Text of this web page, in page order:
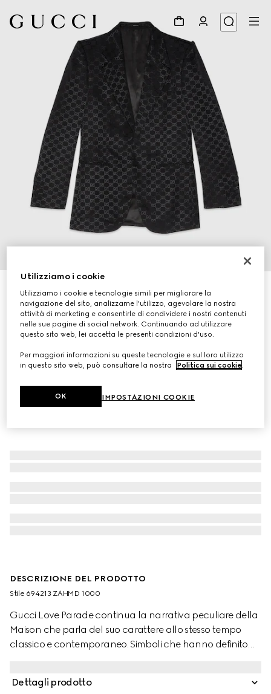
Giacca elegante in cotone e viscosa con motivo GG
CHF 3,200
DESCRIZIONE DEL PRODOTTO
Stile ‎694213 ZAHMD 1000
Gucci Love Parade continua la narrativa peculiare della
Maison che parla del suo carattere allo stesso tempo
classico e contemporaneo. Simboli che hanno definito
giacca monopetto è realizzata viscosa e cotone GG.
Dettagli prodotto
Utilizziamo i cookie
Utilizziamo i cookie e tecnologie simili per migliorare la
navigazione del sito, analizzarne l'utilizzo, agevolare la nostra
attività di marketing e consentirle di condividere i nostri contenuti
nelle sue pagine di social network. Continuando ad utilizzare
questo sito web, lei accetta le presenti condizioni d'uso.
Per maggiori informazioni su queste tecnologie e sul loro utilizzo
in questo sito web, può consultare la nostra
Politica sui cookie
IMPOSTAZIONI COOKIE
OK